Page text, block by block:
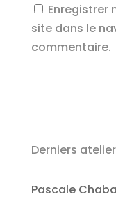
Enregistrer
site dans le
commentaire.
Derniers
Pascale